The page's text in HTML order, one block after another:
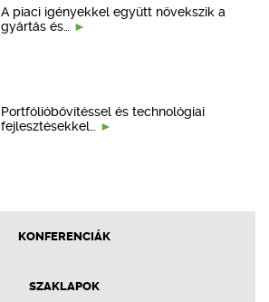
A piaci igényekkel együtt növekszik a
gyártás és…
Portfólióbővítéssel és technológiai
fejlesztésekkel…
KONFERENCIÁK
SZAKLAPOK